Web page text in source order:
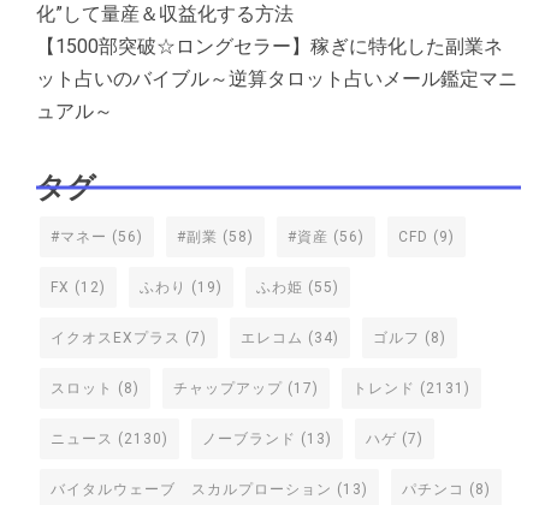
化”して量産＆収益化する方法
【1500部突破☆ロングセラー】稼ぎに特化した副業ネ
ット占いのバイブル～逆算タロット占いメール鑑定マニ
ュアル～
タグ
#マネー (56) #副業 (58) #資産 (56) CFD (9)
FX (12) ふわり (19) ふわ姫 (55)
イクオスEXプラス (7) エレコム (34) ゴルフ (8)
スロット (8) チャップアップ (17) トレンド (2131)
ニュース (2130) ノーブランド (13) ハゲ (7)
バイタルウェーブ スカルプローション (13) パチンコ (8)